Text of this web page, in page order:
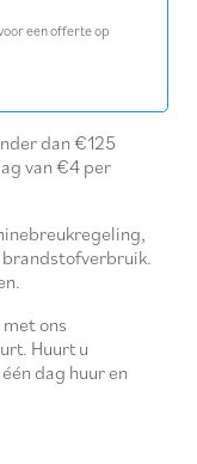
een offerte op
dan €125
van €4 per
ons
Huurt u
dag huur en